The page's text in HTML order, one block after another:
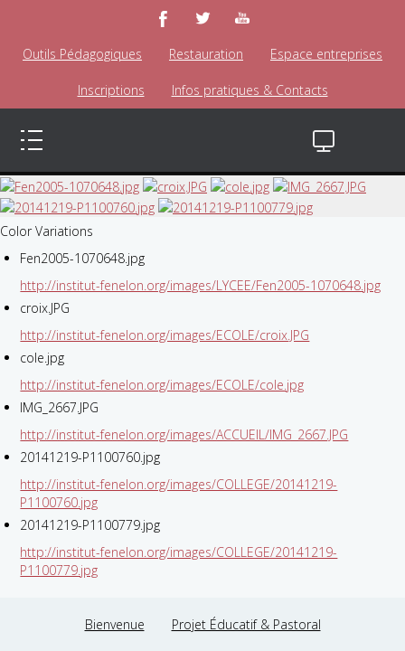
Outils Pédagogiques Restauration Espace entreprises
Inscriptions Infos pratiques & Contacts
Color Variations
Fen2005-1070648.jpg
http://institut-fenelon.org/images/LYCEE/Fen2005-1070648.jpg
croix.JPG
http://institut-fenelon.org/images/ECOLE/croix.JPG
cole.jpg
http://institut-fenelon.org/images/ECOLE/cole.jpg
IMG_2667.JPG
http://institut-fenelon.org/images/ACCUEIL/IMG_2667.JPG
20141219-P1100760.jpg
http://institut-fenelon.org/images/COLLEGE/20141219-
P1100760.jpg
20141219-P1100779.jpg
http://institut-fenelon.org/images/COLLEGE/20141219-
P1100779.jpg
Bienvenue Projet Éducatif & Pastoral